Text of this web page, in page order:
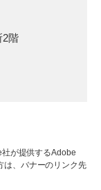
階
が提供するAdobe
は、バナーのリンク先